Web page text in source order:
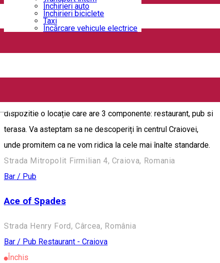
English
Închirieri auto
Închirieri biciclete
Taxi
Încărcare vehicule electrice
12 Doișpe
Strada Alexandru Ioan Cuza 6B, Craiova, Romania
dispozitie o locație care are 3 componente: restaurant, pub si
terasa. Va asteptam sa ne descoperiți în centrul Craiovei,
unde promitem ca ne vom ridica la cele mai înalte standarde.
Strada Mitropolit Firmilian 4, Craiova, Romania
Bar / Pub
Ace of Spades
Strada Henry Ford, Cârcea, România
Bar / Pub Restaurant - Craiova
Închis